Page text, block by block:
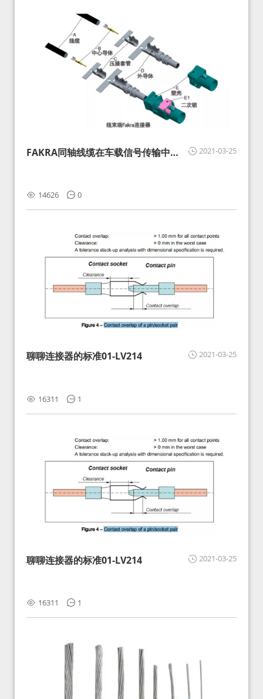
2021-03-25
FAKRA同轴线缆在车载信号传输中的
14626 0
2021-03-25
聊聊连接器的标准01-LV214
16311 1
2021-03-25
聊聊连接器的标准01-LV214
16311 1